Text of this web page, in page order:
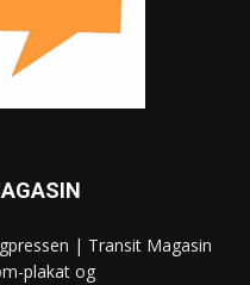
| Transit Magasin
plakat og